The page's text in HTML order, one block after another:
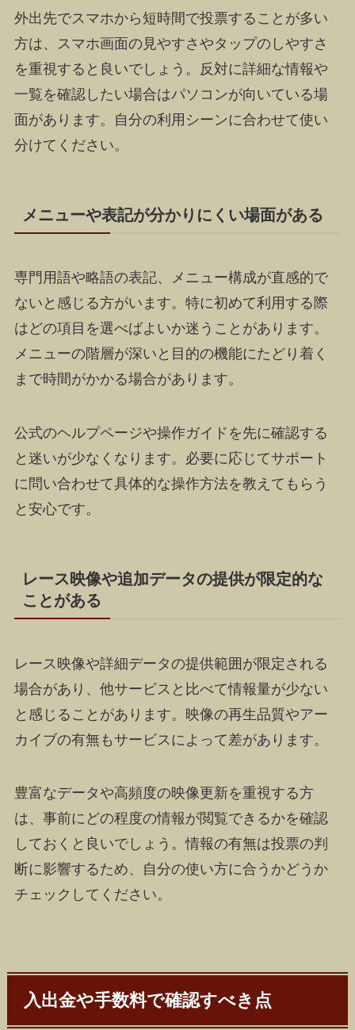
外出先でスマホから短時間で投票することが多い
方は、スマホ画面の見やすさやタップのしやすさ
を重視すると良いでしょう。反対に詳細な情報や
一覧を確認したい場合はパソコンが向いている場
面があります。自分の利用シーンに合わせて使い
分けてください。
メニューや表記が分かりにくい場面がある
専門用語や略語の表記、メニュー構成が直感的で
ないと感じる方がいます。特に初めて利用する際
はどの項目を選べばよいか迷うことがあります。
メニューの階層が深いと目的の機能にたどり着く
まで時間がかかる場合があります。
公式のヘルプページや操作ガイドを先に確認する
と迷いが少なくなります。必要に応じてサポート
に問い合わせて具体的な操作方法を教えてもらう
と安心です。
レース映像や追加データの提供が限定的な
ことがある
レース映像や詳細データの提供範囲が限定される
場合があり、他サービスと比べて情報量が少ない
と感じることがあります。映像の再生品質やアー
カイブの有無もサービスによって差があります。
豊富なデータや高頻度の映像更新を重視する方
は、事前にどの程度の情報が閲覧できるかを確認
しておくと良いでしょう。情報の有無は投票の判
断に影響するため、自分の使い方に合うかどうか
チェックしてください。
入出金や手数料で確認すべき点